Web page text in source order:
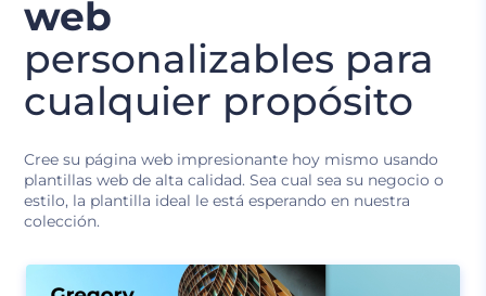
web
personalizables para
cualquier propósito
Cree su página web impresionante hoy mismo usando
plantillas web de alta calidad. Sea cual sea su negocio o
estilo, la plantilla ideal le está esperando en nuestra
colección.